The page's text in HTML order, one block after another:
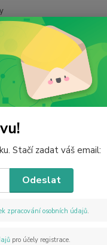
zlatý, 4 cm
Anděl
nejen
Stačí zadat váš email:
Odeslat
zpracování osobních údajů.
pro účely registrace.